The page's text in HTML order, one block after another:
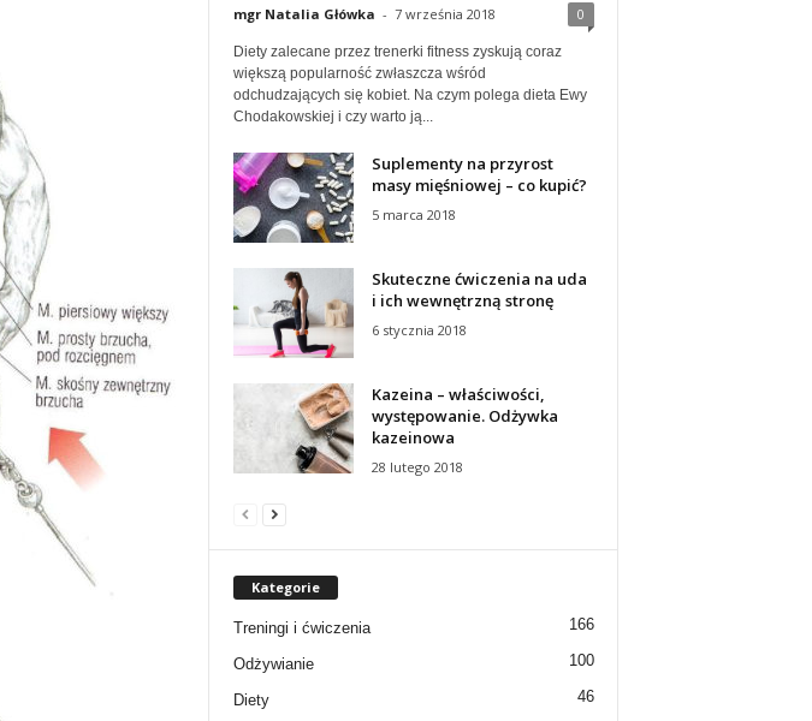
mgr Natalia Główka - 7 września 2018 0
Diety zalecane przez trenerki fitness zyskują coraz
większą popularność zwłaszcza wśród
odchudzających się kobiet. Na czym polega dieta Ewy
Chodakowskiej i czy warto ją...
Suplementy na przyrost
masy mięśniowej – co kupić?
5 marca 2018
Skuteczne ćwiczenia na uda
i ich wewnętrzną stronę
6 stycznia 2018
Kazeina – właściwości,
występowanie. Odżywka
kazeinowa
28 lutego 2018
Kategorie
Treningi i ćwiczenia 166
Odżywianie 100
Diety 46